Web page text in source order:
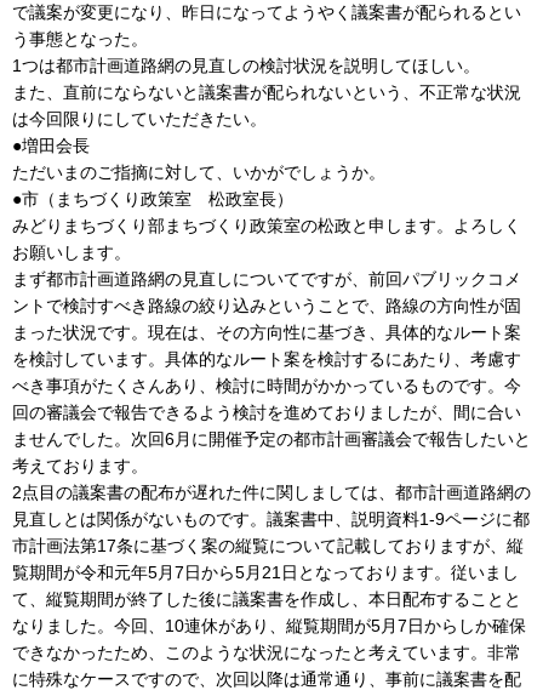
で議案が変更になり、昨日になってようやく議案書が配られるとい
う事態となった。
1つは都市計画道路網の見直しの検討状況を説明してほしい。
また、直前にならないと議案書が配られないという、不正常な状況
は今回限りにしていただきたい。
●増田会長
ただいまのご指摘に対して、いかがでしょうか。
●市（まちづくり政策室 松政室長）
みどりまちづくり部まちづくり政策室の松政と申します。よろしく
お願いします。
まず都市計画道路網の見直しについてですが、前回パブリックコメ
ントで検討すべき路線の絞り込みということで、路線の方向性が固
まった状況です。現在は、その方向性に基づき、具体的なルート案
を検討しています。具体的なルート案を検討するにあたり、考慮す
べき事項がたくさんあり、検討に時間がかかっているものです。今
回の審議会で報告できるよう検討を進めておりましたが、間に合い
ませんでした。次回6月に開催予定の都市計画審議会で報告したいと
考えております。
2点目の議案書の配布が遅れた件に関しましては、都市計画道路網の
見直しとは関係がないものです。議案書中、説明資料1-9ページに都
市計画法第17条に基づく案の縦覧について記載しておりますが、縦
覧期間が令和元年5月7日から5月21日となっております。従いまし
て、縦覧期間が終了した後に議案書を作成し、本日配布することと
なりました。今回、10連休があり、縦覧期間が5月7日からしか確保
できなかったため、このような状況になったと考えています。非常
に特殊なケースですので、次回以降は通常通り、事前に議案書を配